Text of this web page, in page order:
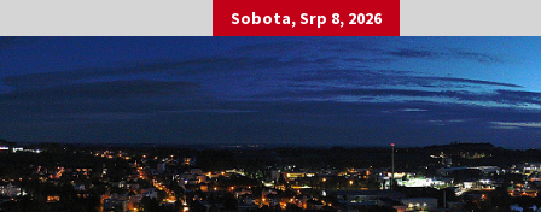
Sobota, Srp 8, 2026